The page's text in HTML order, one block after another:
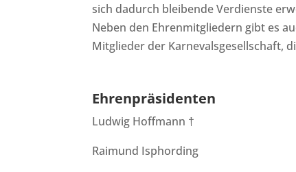
sich dadurch bleibende Verdienste
Neben den Ehrenmitgliedern gibt es
Mitglieder der Karnevalsgesellschaft,
Ehrenpräsidenten
Ludwig Hoffmann †
Raimund Isphording